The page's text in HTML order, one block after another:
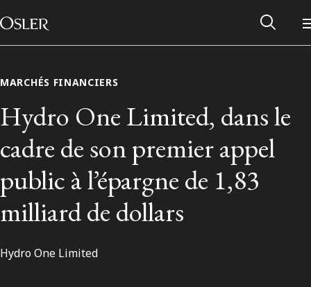
Passer au contenu
Main Navigation
Réseau des anciens d’Osler
MARCHÉS FINANCIERS
Hydro One Limited, dans le
cadre de son premier appel
public à l’épargne de 1,83
milliard de dollars
Hydro One Limited